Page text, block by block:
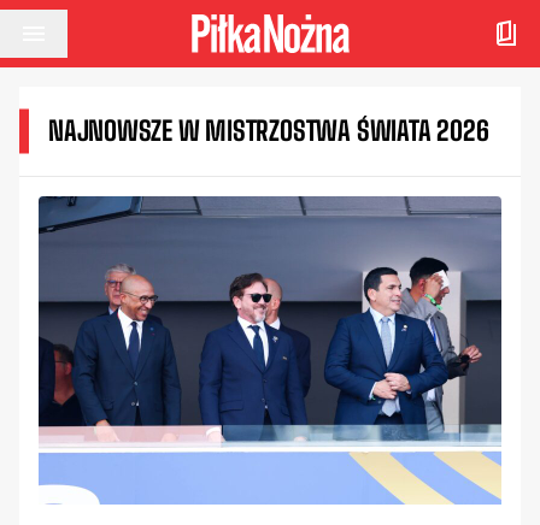
Przejdź do treści
NAJNOWSZE W MISTRZOSTWA ŚWIATA 2026